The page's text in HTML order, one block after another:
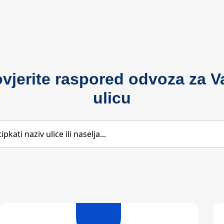
raspored odvoza za
ulicu